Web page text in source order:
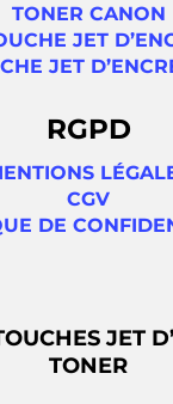
TONER CANON
JET
JET
RGPD
CGV
DE
JET
TONER